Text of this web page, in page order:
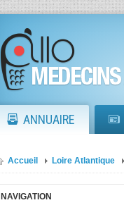
ANNUAIRE
Accueil Loire Atlantique
NAVIGATION